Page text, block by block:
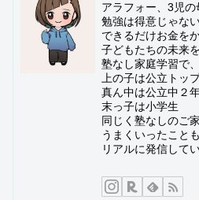
アラフォー、3児の
勉強は得意じゃな
できるだけお金を
子どもたちの未来
塾なし家庭学習で、
上の子は公立トッ
真ん中は公立中２
末っ子は小学生
同じく塾なしのご
うまくいったこと
リアルに発信してい